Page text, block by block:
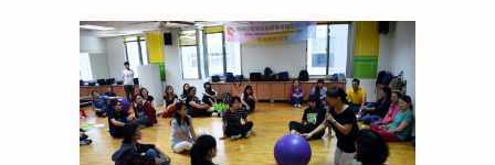
我要捐款
捐款徵信